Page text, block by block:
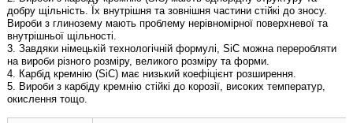
добру щільність. Їх внутрішня та зовнішня частини стійкі до зносу.
Вироби з глинозему мають проблему нерівномірної поверхневої та
внутрішньої щільності.
3. Завдяки німецькій технологічній формулі, SiC можна переробляти
на вироби різного розміру, великого розміру та форми.
4. Карбід кремнію (SiC) має низький коефіцієнт розширення.
5. Вироби з карбіду кремнію стійкі до корозії, високих температур,
окислення тощо.